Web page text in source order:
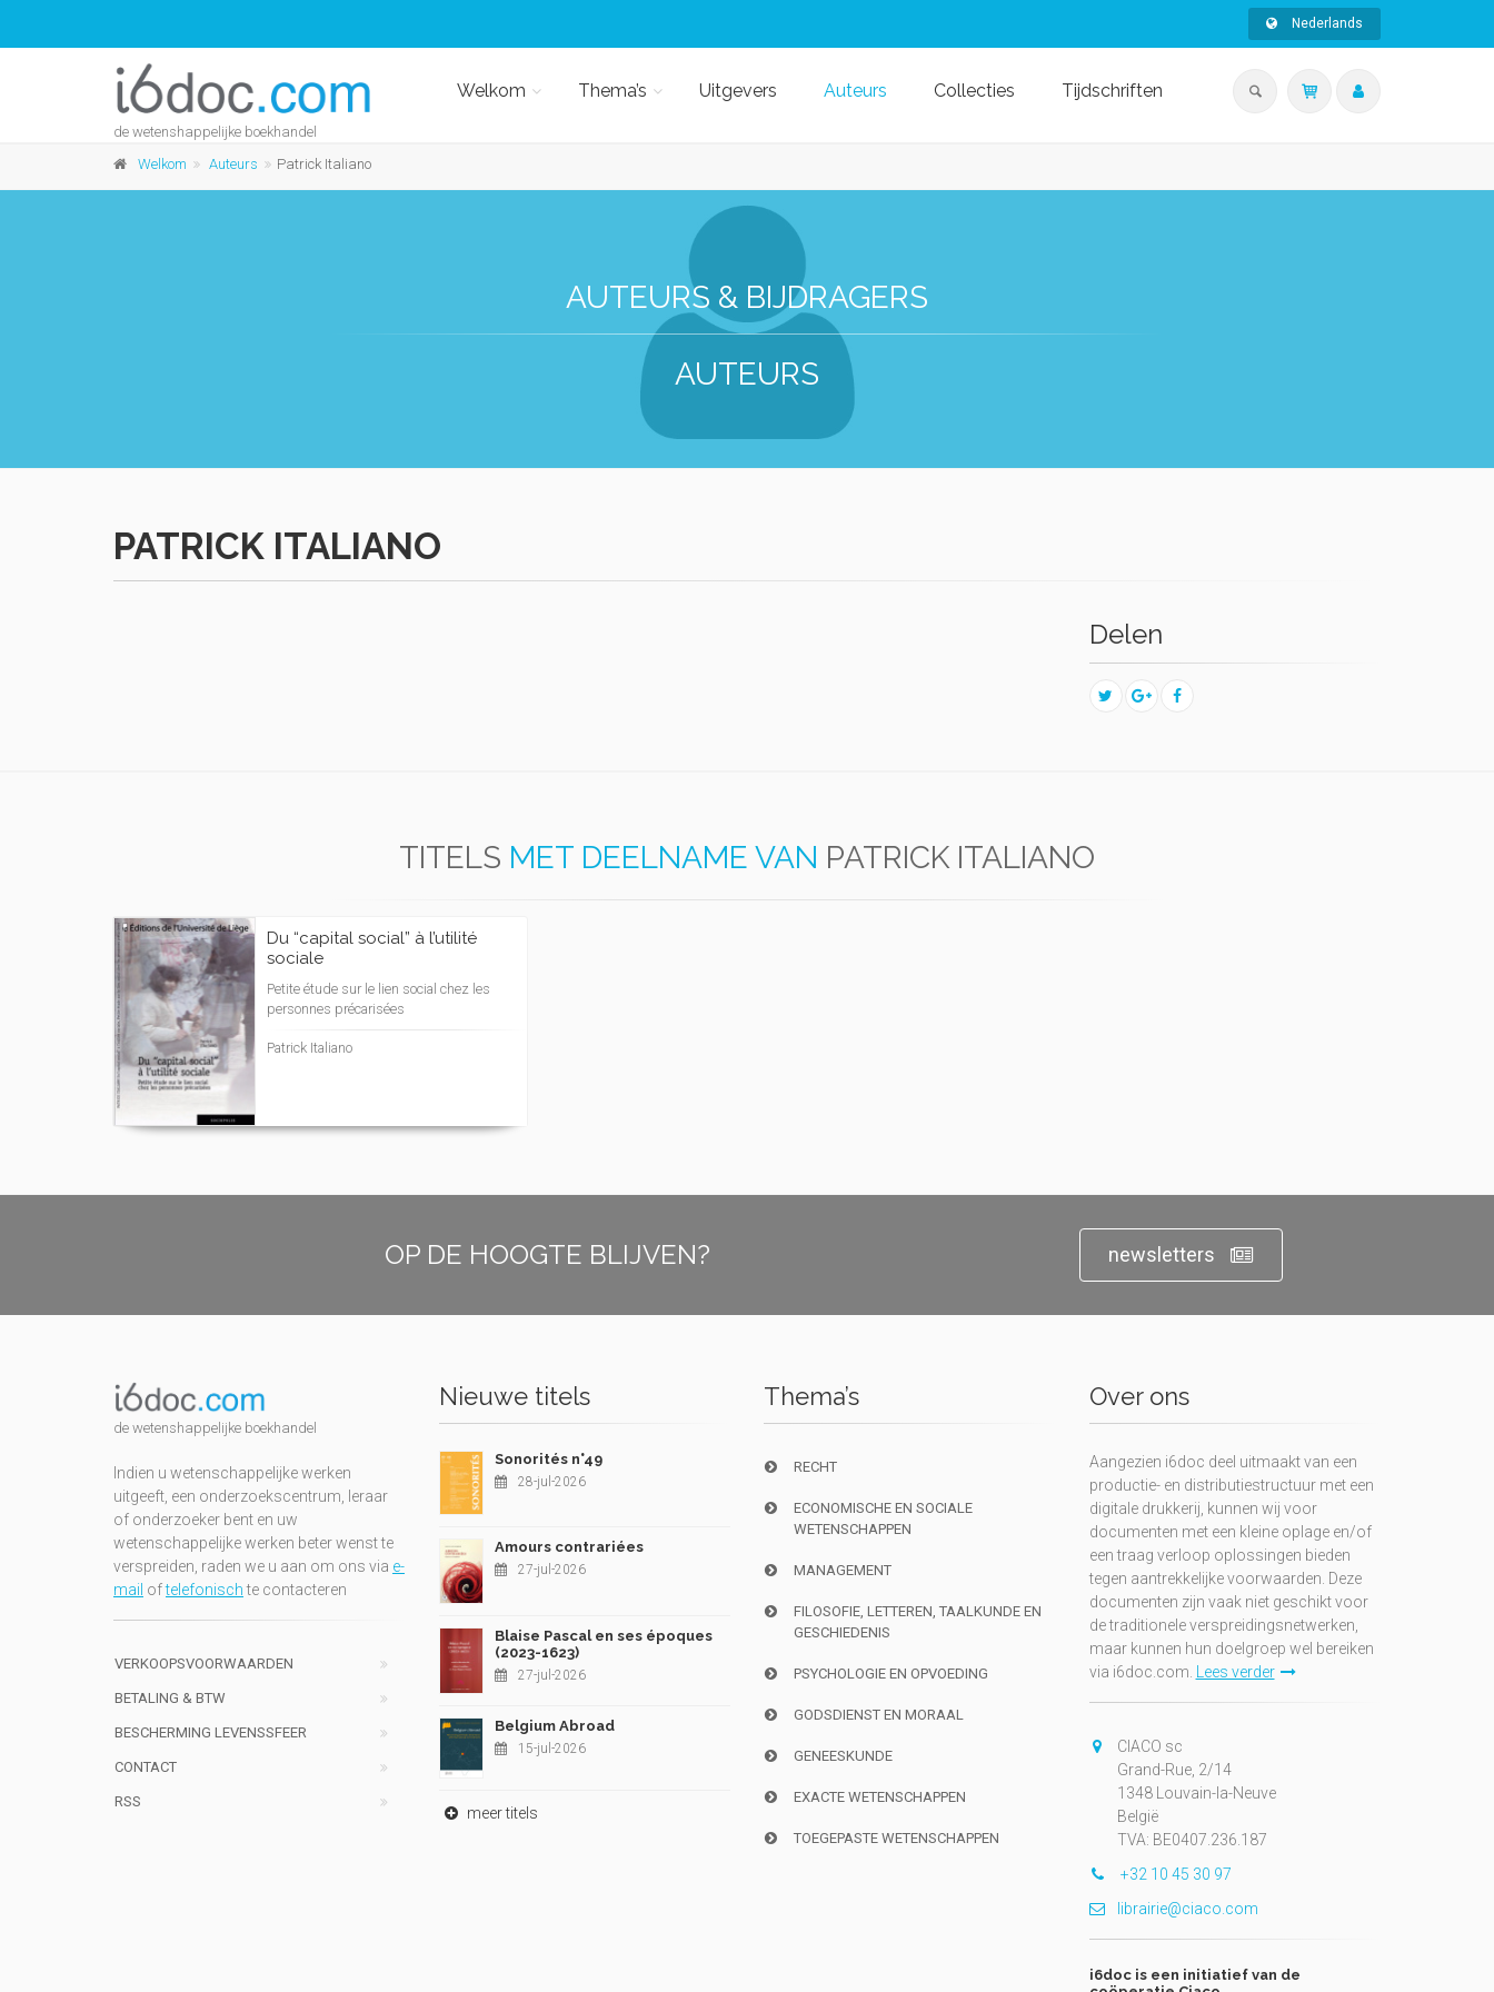
Nederlands
de wetenshappelijke boekhandel
Welkom Thema’s Uitgevers Auteurs Collecties Tijdschriften
Welkom Auteurs Patrick Italiano
AUTEURS & BIJDRAGERS
AUTEURS
PATRICK ITALIANO
Delen
TITELS MET DEELNAME VAN PATRICK ITALIANO
Du “capital social” à l’utilité
sociale
Petite étude sur le lien social chez les
personnes précarisées
Patrick Italiano
OP DE HOOGTE BLIJVEN? newsletters
de wetenshappelijke boekhandel
Indien u wetenschappelijke werken
uitgeeft, een onderzoekscentrum, leraar
of onderzoeker bent en uw
wetenschappelijke werken beter wenst te
verspreiden, raden we u aan om ons via e-
mail oftelefonischte contacteren
VERKOOPSVOORWAARDEN
BETALING & BTW
BESCHERMING LEVENSSFEER
CONTACT
RSS
Nieuwe titels
Sonorités n°49
28-jul-2026
Amours contrariées
27-jul-2026
Blaise Pascal en ses époques
(2023-1623)
27-jul-2026
Belgium Abroad
15-jul-2026
meer titels
Thema’s
RECHT
ECONOMISCHE EN SOCIALE
WETENSCHAPPEN
MANAGEMENT
FILOSOFIE, LETTEREN, TAALKUNDE EN
GESCHIEDENIS
PSYCHOLOGIE EN OPVOEDING
GODSDIENST EN MORAAL
GENEESKUNDE
EXACTE WETENSCHAPPEN
TOEGEPASTE WETENSCHAPPEN
Over ons
Aangezien i6doc deel uitmaakt van een
productie- en distributiestructuur met een
digitale drukkerij, kunnen wij voor
documenten met een kleine oplage en/of
een traag verloop oplossingen bieden
tegen aantrekkelijke voorwaarden. Deze
documenten zijn vaak niet geschikt voor
de traditionele verspreidingsnetwerken,
maar kunnen hun doelgroep wel bereiken
via i6doc.com.
Lees verder
CIACO sc
Grand-Rue, 2/14
1348 Louvain-la-Neuve
België
TVA: BE0407.236.187
+32 10 45 30 97
librairie@ciaco.com
i6doc is een initiatief van de